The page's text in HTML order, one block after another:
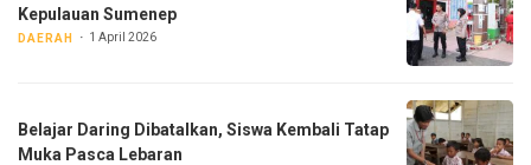
Kepulauan Sumenep
DAERAH 1 April 2026
Belajar Daring Dibatalkan, Siswa Kembali Tatap
Muka Pasca Lebaran